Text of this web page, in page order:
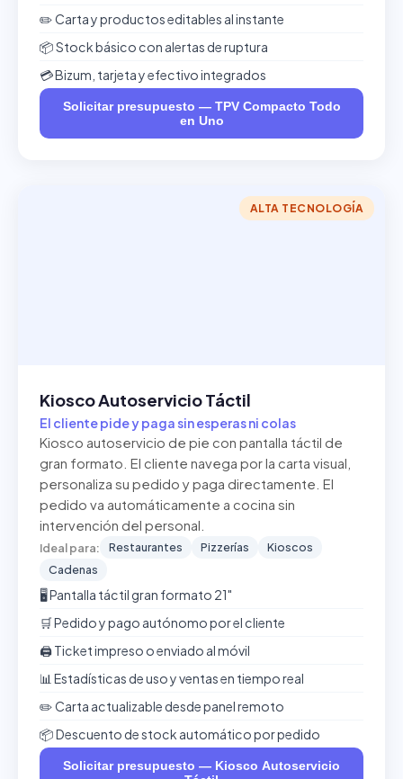
✏️ Carta y productos editables al instante
📦 Stock básico con alertas de ruptura
💳 Bizum, tarjeta y efectivo integrados
Solicitar presupuesto — TPV Compacto Todo
en Uno
ALTA TECNOLOGÍA
Kiosco Autoservicio Táctil
El cliente pide y paga sin esperas ni colas
Kiosco autoservicio de pie con pantalla táctil de
gran formato. El cliente navega por la carta visual,
personaliza su pedido y paga directamente. El
pedido va automáticamente a cocina sin
intervención del personal.
Ideal para: Restaurantes Pizzerías
Kioscos
Cadenas
🖥️ Pantalla táctil gran formato 21"
🛒 Pedido y pago autónomo por el cliente
🖨️ Ticket impreso o enviado al móvil
📊 Estadísticas de uso y ventas en tiempo real
✏️ Carta actualizable desde panel remoto
📦 Descuento de stock automático por pedido
Solicitar presupuesto — Kiosco Autoservicio